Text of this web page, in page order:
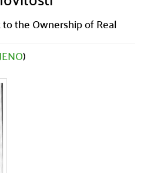
the Ownership of Real
)